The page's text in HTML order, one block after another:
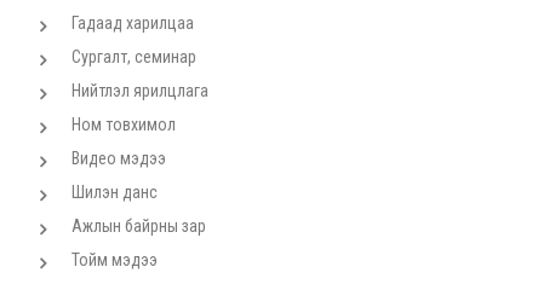
Гадаад харилцаа
Сургалт, семинар
Нийтлэл ярилцлага
Ном товхимол
Видео мэдээ
Шилэн данс
Ажлын байрны зар
Тойм мэдээ